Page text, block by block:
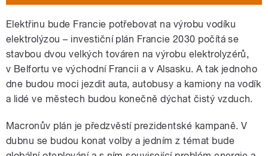
Elektřinu bude Francie potřebovat na výrobu vodíku
elektrolýzou – investiční plán Francie 2030 počítá se
stavbou dvou velkých továren na výrobu elektrolyzérů,
v Belfortu ve východní Francii a v Alsasku. A tak jednoho
dne budou moci jezdit auta, autobusy a kamiony na vodík
a lidé ve městech budou konečně dýchat čistý vzduch.
Macronův plán je předzvěstí prezidentské kampaně. V
dubnu se budou konat volby a jedním z témat bude